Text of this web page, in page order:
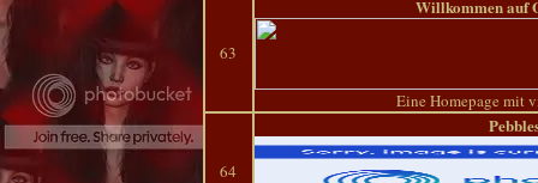
63
Willkommen auf
Eine Homepage mit
64